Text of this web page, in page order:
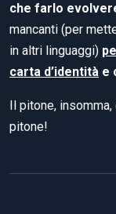
che farlo
mancanti (per
in altri linguaggi)
carta d’identità e
Il pitone,
pitone!